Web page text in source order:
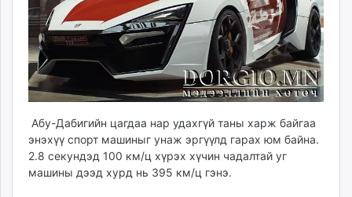
ikon.mn
mnb.mn
Livetv.mn
Eguur.mn
24tsag.mn
eagle.mn
ergelt.mn
zarig.mn
Абу-Дабигийн цагдаа нар удахгүй таны харж байгаа
энэхүү спорт машиныг унаж эргүүлд гарах юм байна.
2.8 секундэд 100 км/ц хүрэх хүчин чадалтай уг
машины дээд хурд нь 395 км/ц гэнэ.